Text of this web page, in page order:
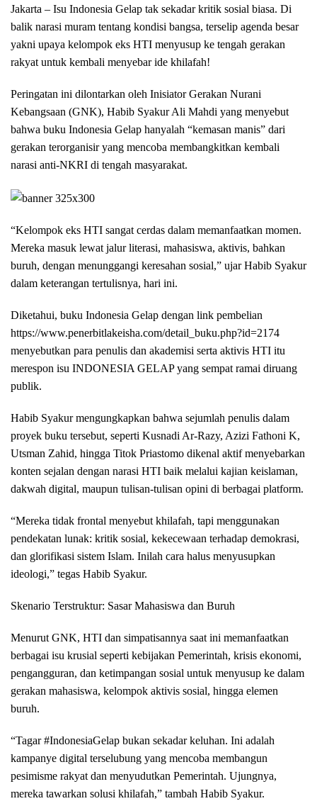
Jakarta – Isu Indonesia Gelap tak sekadar kritik sosial biasa. Di
balik narasi muram tentang kondisi bangsa, terselip agenda besar
yakni upaya kelompok eks HTI menyusup ke tengah gerakan
rakyat untuk kembali menyebar ide khilafah!
Peringatan ini dilontarkan oleh Inisiator Gerakan Nurani
Kebangsaan (GNK), Habib Syakur Ali Mahdi yang menyebut
bahwa buku Indonesia Gelap hanyalah “kemasan manis” dari
gerakan terorganisir yang mencoba membangkitkan kembali
narasi anti-NKRI di tengah masyarakat.
“Kelompok eks HTI sangat cerdas dalam memanfaatkan momen.
Mereka masuk lewat jalur literasi, mahasiswa, aktivis, bahkan
buruh, dengan menunggangi keresahan sosial,” ujar Habib Syakur
dalam keterangan tertulisnya, hari ini.
Diketahui, buku Indonesia Gelap dengan link pembelian
https://www.penerbitlakeisha.com/detail_buku.php?id=2174
menyebutkan para penulis dan akademisi serta aktivis HTI itu
merespon isu INDONESIA GELAP yang sempat ramai diruang
publik.
Habib Syakur mengungkapkan bahwa sejumlah penulis dalam
proyek buku tersebut, seperti Kusnadi Ar-Razy, Azizi Fathoni K,
Utsman Zahid, hingga Titok Priastomo dikenal aktif menyebarkan
konten sejalan dengan narasi HTI baik melalui kajian keislaman,
dakwah digital, maupun tulisan-tulisan opini di berbagai platform.
“Mereka tidak frontal menyebut khilafah, tapi menggunakan
pendekatan lunak: kritik sosial, kekecewaan terhadap demokrasi,
dan glorifikasi sistem Islam. Inilah cara halus menyusupkan
ideologi,” tegas Habib Syakur.
Skenario Terstruktur: Sasar Mahasiswa dan Buruh
Menurut GNK, HTI dan simpatisannya saat ini memanfaatkan
berbagai isu krusial seperti kebijakan Pemerintah, krisis ekonomi,
pengangguran, dan ketimpangan sosial untuk menyusup ke dalam
gerakan mahasiswa, kelompok aktivis sosial, hingga elemen
buruh.
“Tagar #IndonesiaGelap bukan sekadar keluhan. Ini adalah
kampanye digital terselubung yang mencoba membangun
pesimisme rakyat dan menyudutkan Pemerintah. Ujungnya,
mereka tawarkan solusi khilafah,” tambah Habib Syakur.